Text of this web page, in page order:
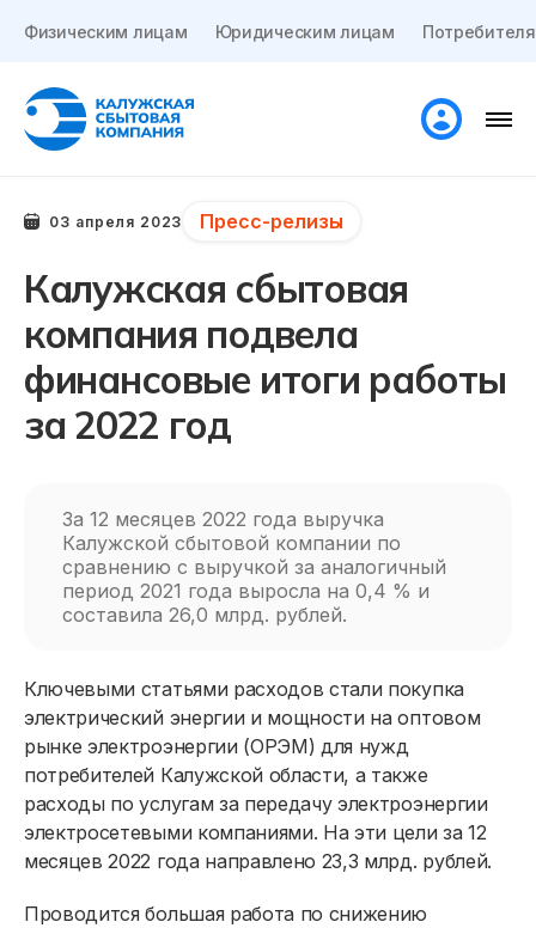
Физическим лицам Юридическим лицам
03 апреля 2023 Пресс-релизы
Калужская сбытовая
компания подвела
финансовые итоги работы
за 2022 год
За 12 месяцев 2022 года выручка
Калужской сбытовой компании по
сравнению с выручкой за аналогичный
период 2021 года выросла на 0,4 % и
составила 26,0 млрд. рублей.
Ключевыми статьями расходов стали покупка
электрический энергии и мощности на оптовом
рынке электроэнергии (ОРЭМ) для нужд
потребителей Калужской области, а также
расходы по услугам за передачу электроэнергии
электросетевыми компаниями. На эти цели за 12
месяцев 2022 года направлено 23,3 млрд. рублей.
Проводится большая работа по снижению